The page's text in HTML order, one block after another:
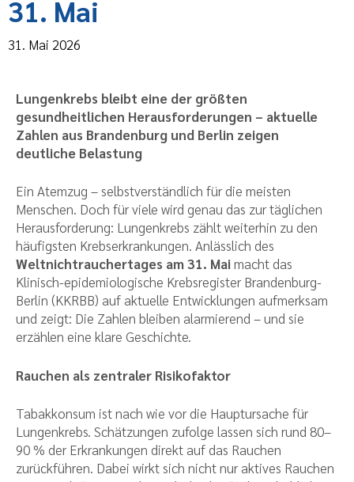
31. Mai
31. Mai 2026
Lungenkrebs bleibt eine der größten
gesundheitlichen Herausforderungen – aktuelle
Zahlen aus Brandenburg und Berlin zeigen
deutliche Belastung
Ein Atemzug – selbstverständlich für die meisten
Menschen. Doch für viele wird genau das zur täglichen
Herausforderung: Lungenkrebs zählt weiterhin zu den
häufigsten Krebserkrankungen. Anlässlich des
Weltnichtrauchertages am 31. Maimacht das
Klinisch-epidemiologische Krebsregister Brandenburg-
Berlin (KKRBB) auf aktuelle Entwicklungen aufmerksam
und zeigt: Die Zahlen bleiben alarmierend – und sie
erzählen eine klare Geschichte.
Rauchen als zentraler Risikofaktor
Tabakkonsum ist nach wie vor die Hauptursache für
Lungenkrebs. Schätzungen zufolge lassen sich rund 80–
90 % der Erkrankungen direkt auf das Rauchen
zurückführen. Dabei wirkt sich nicht nur aktives Rauchen